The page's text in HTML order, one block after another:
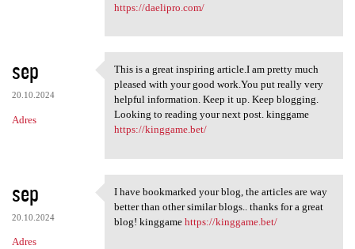
https://daelipro.com/
sep
20.10.2024
Adres
This is a great inspiring
This is a great inspiring article.I am pretty much
pleased with your good work.You put really very
helpful information. Keep it up. Keep blogging.
Looking to reading your next post. kinggame
https://kinggame.bet/
sep
20.10.2024
Adres
I have bookmarked your blog,
I have bookmarked your blog, the articles are way
better than other similar blogs.. thanks for a great
blog! kinggame https://kinggame.bet/